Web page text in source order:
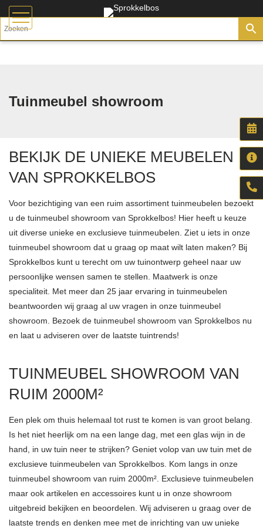
Tuinmeubel showroom
BEKIJK DE UNIEKE MEUBELEN
VAN SPROKKELBOS
Voor bezichtiging van een ruim assortiment tuinmeubelen bezoekt
u de tuinmeubel showroom van Sprokkelbos! Hier heeft u keuze
uit diverse unieke en exclusieve tuinmeubelen. Ziet u iets in onze
tuinmeubel showroom dat u graag op maat wilt laten maken? Bij
Sprokkelbos kunt u terecht om uw tuinontwerp geheel naar uw
persoonlijke wensen samen te stellen. Maatwerk is onze
specialiteit. Met meer dan 25 jaar ervaring in tuinmeubelen
beantwoorden wij graag al uw vragen in onze tuinmeubel
showroom. Bezoek de tuinmeubel showroom van Sprokkelbos nu
en laat u adviseren over de laatste tuintrends!
TUINMEUBEL SHOWROOM VAN
RUIM 2000M²
Een plek om thuis helemaal tot rust te komen is van groot belang.
Is het niet heerlijk om na een lange dag, met een glas wijn in de
hand, in uw tuin neer te strijken? Geniet volop van uw tuin met de
exclusieve tuinmeubelen van Sprokkelbos. Kom langs in onze
tuinmeubel showroom van ruim 2000m². Exclusieve tuinmeubelen
maar ook artikelen en accessoires kunt u in onze showroom
uitgebreid bekijken en beoordelen. Wij adviseren u graag over de
laatste trends en denken mee met de inrichting van uw unieke